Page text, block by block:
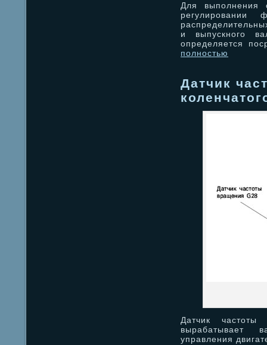
Для выполнения
регулировании
и выпускного
определяется
полностью
Датчик
Датчик
вырабатывает
управления